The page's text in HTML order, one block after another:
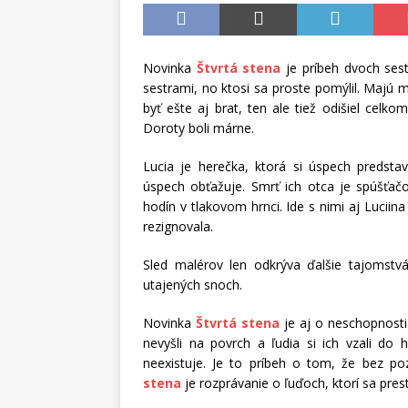
Novinka Štvrtá stena je príbeh dvoch
sestrami, no ktosi sa proste pomýlil. Majú
byť ešte aj brat, ten ale tiež odišiel
Doroty boli márne.
Lucia je herečka, ktorá si úspech
úspech obťažuje. Smrť ich otca je
hodín v tlakovom hrnci. Ide s nimi aj
rezignovala.
Sled malérov len odkrýva ďalšie
utajených snoch.
NovinkaŠtvrtá stena je aj o
nevyšli na povrch a ľudia si ich vzali do
neexistuje. Je to príbeh o tom, že bez
stena je rozprávanie o ľuďoch, ktorí sa